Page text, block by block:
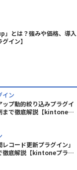
とは？強みや価格、導入
イン】
イン
プ動的絞り込みプラグイ
まで徹底解説【kintoneプ
コード更新プラグイン」
徹底解説【kintoneプラグ